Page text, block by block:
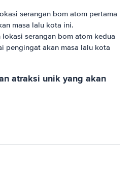
serangan bom atom pertama
masa lalu kota ini.
serangan bom atom kedua
pengingat akan masa lalu kota
atraksi unik yang akan